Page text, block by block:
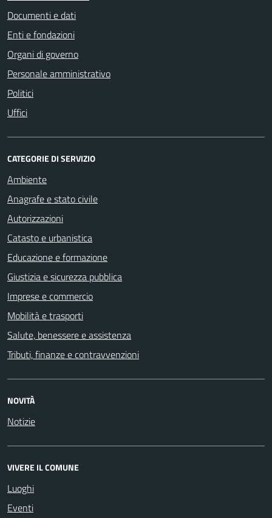
Documenti e dati
Enti e fondazioni
Organi di governo
Personale amministrativo
Politici
Uffici
CATEGORIE DI SERVIZIO
Ambiente
Anagrafe e stato civile
Autorizzazioni
Catasto e urbanistica
Educazione e formazione
Giustizia e sicurezza pubblica
Imprese e commercio
Mobilità e trasporti
Salute, benessere e assistenza
Tributi, finanze e contravvenzioni
NOVITÀ
Notizie
VIVERE IL COMUNE
Luoghi
Eventi